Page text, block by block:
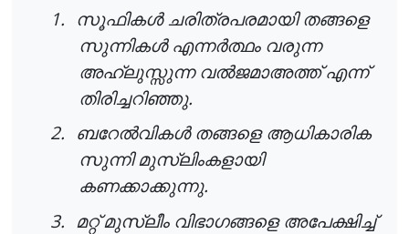
1.
സൂഫികൾ ചരിത്രപരമായി തങ്ങളെ
സുന്നികൾ എന്നർത്ഥം വരുന്ന
അഹ്ലുസ്സുന്ന വൽജമാഅത്ത് എന്ന്
തിരിച്ചറിഞ്ഞു.
2.
ബറേൽവികൾ തങ്ങളെ ആധികാരിക
സുന്നി മുസ്ലിംകളായി
കണക്കാക്കുന്നു.
3.
മറ്റ് മുസ്ലീം വിഭാഗങ്ങളെ അപേക്ഷിച്ച്